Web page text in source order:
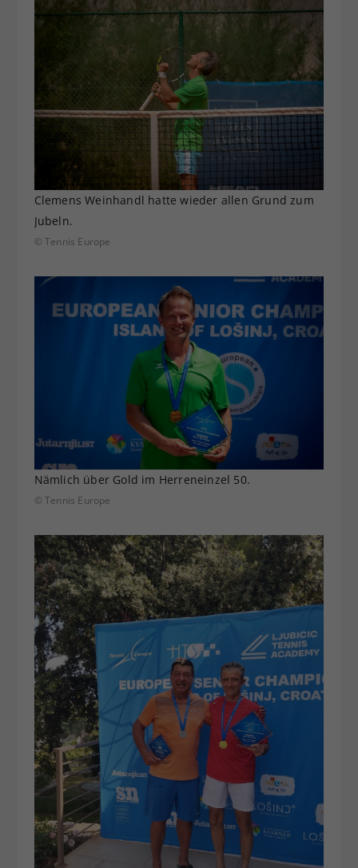
Clemens Weinhandl hatte wieder allen Grund zum
Jubeln.
© Tennis Europe
Nämlich über Gold im Herreneinzel 50.
© Tennis Europe